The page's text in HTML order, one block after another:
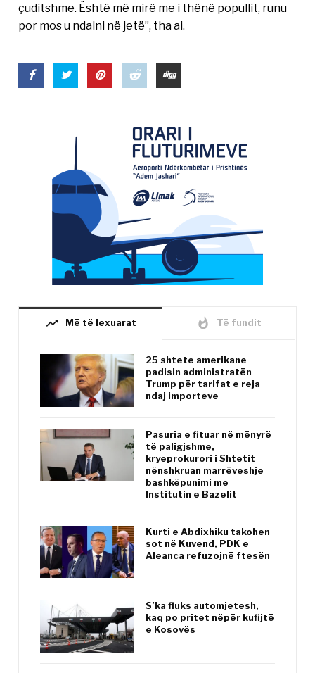
çuditshme. Është më mirë me i thënë popullit, runu
por mos u ndalni në jetë”, tha ai.
trending_up Më të lexuarat whatshot Të fundit
25 shtete amerikane
padisin administratën
Trump për tarifat e reja
ndaj importeve
Pasuria e fituar në mënyrë
të paligjshme,
kryeprokurori i Shtetit
nënshkruan marrëveshje
bashkëpunimi me
Institutin e Bazelit
Kurti e Abdixhiku takohen
sot në Kuvend, PDK e
Aleanca refuzojnë ftesën
S’ka fluks automjetesh,
kaq po pritet nëpër kufijtë
e Kosovës